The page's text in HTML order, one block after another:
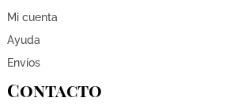
Mi cuenta
Ayuda
Envíos
Contacto